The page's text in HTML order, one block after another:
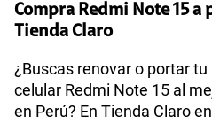
Compra Redmi Note 15 a
Tienda Claro
¿Buscas renovar o portar
celular Redmi Note 15 al
en Perú? En Tienda Claro